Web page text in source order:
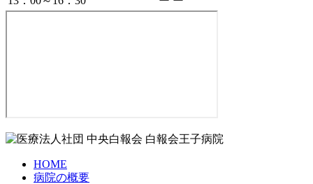
HOME
病院の概要